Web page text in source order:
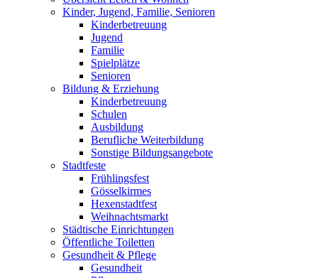
Kinder, Jugend, Familie, Senioren
Kinderbetreuung
Jugend
Familie
Spielplätze
Senioren
Bildung & Erziehung
Kinderbetreuung
Schulen
Ausbildung
Berufliche Weiterbildung
Sonstige Bildungsangebote
Stadtfeste
Frühlingsfest
Gösselkirmes
Hexenstadtfest
Weihnachtsmarkt
Städtische Einrichtungen
Öffentliche Toiletten
Gesundheit & Pflege
Gesundheit